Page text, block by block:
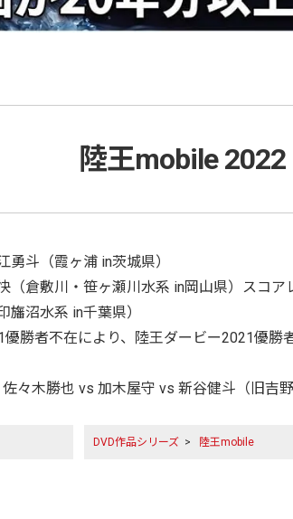
陸王mobile 2022
勇斗（霞ヶ浦 in茨城県）
（倉敷川・笹ヶ瀬川水系 in岡山県）スコア
旛沼水系 in千葉県）
優勝者不在により、陸王ダービー2021優
々木勝也 vs 加木屋守 vs 新谷健斗（旧吉野
DVD作品シリーズ> 陸王mobile